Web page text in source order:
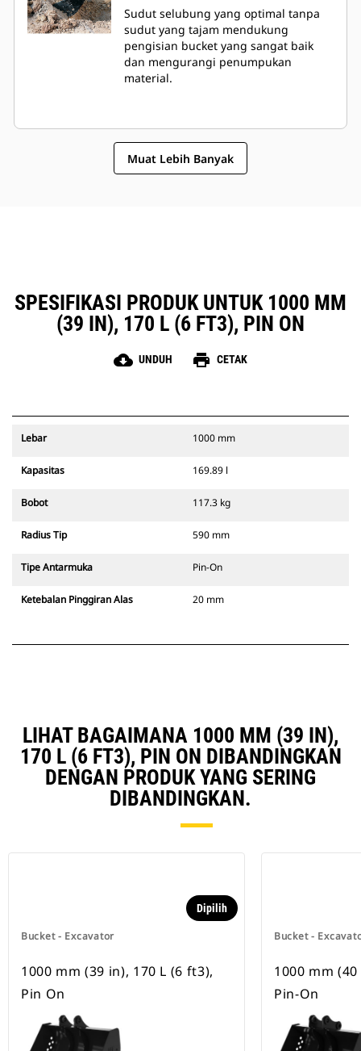
Sudut selubung yang optimal tanpa
sudut yang tajam mendukung
pengisian bucket yang sangat baik
dan mengurangi penumpukan
material.
Muat Lebih Banyak
SPESIFIKASI PRODUK UNTUK 1000 MM
(39 IN), 170 L (6 FT3), PIN ON
cloud_download UNDUH print CETAK
Lebar 1000 mm
Kapasitas 169.89 l
Bobot 117.3 kg
Radius Tip 590 mm
Tipe Antarmuka Pin-On
Ketebalan Pinggiran Alas 20 mm
LIHAT BAGAIMANA 1000 MM (39 IN),
170 L (6 FT3), PIN ON DIBANDINGKAN
DENGAN PRODUK YANG SERING
DIBANDINGKAN.
Bucket - Excavator
Dipilih
1000 mm (39 in), 170 L (6 ft3),
Pin On
Bucket -
1000 mm
Pin-On